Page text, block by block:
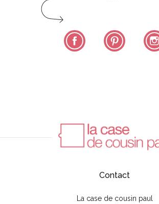
Facebook Pinterest
Contact
La case de cousin paul